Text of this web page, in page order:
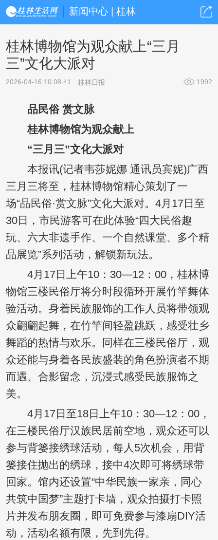
新闻中心 | 桂林
桂林博物馆为观众献上“三月
三”文化大派对
2026-04-16 10:08:41 桂林日报 1992
品民俗 赏文脉
桂林博物馆为观众献上
“三月三”文化大派对
本报讯(记者韦莎妮娜 通讯员宾妮)广西
三月三将至，桂林博物馆精心策划了一
场“品民俗·赏文脉”文化大派对。4月17日至
30日，市民游客可在此体验“四大民俗趣
玩、六大非遗手作、一个自然课堂、多个精
品展览”系列活动，解锁新玩法。
4月17日上午10：30—12：00，桂林博
物馆三楼民俗厅将分时段循环开展竹竿舞体
验活动。身着民族服饰的工作人员将带领观
众翩翩起舞，在竹竿间轻盈跳跃，感受壮乡
舞蹈的热情与欢乐。同样在三楼民俗厅，观
众还能与身着各民族盛装的角色扮演者不期
而遇、合影留念，沉浸式感受民族服饰之
美。
4月17日至18日上午10：30—12：00，
在三楼民俗厅汉族民居前空地，观众还可以
参与背篓接绣球活动，每人5次机会，用背
篓接住抛出的绣球，接中4次即可将绣球带
回家。馆内还设置“中华民族一家亲，同心
共筑中国梦”主题打卡墙，观众拍摄打卡照
片并发布朋友圈，即可免费参与漆扇DIY活
动，活动名额有限，先到先得。